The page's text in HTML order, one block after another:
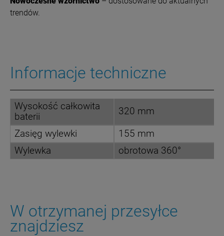
trendów.
Informacje techniczne
Wysokość całkowita
baterii
320 mm
Zasięg wylewki
155 mm
Wylewka
obrotowa 360°
W otrzymanej przesyłce
znajdziesz